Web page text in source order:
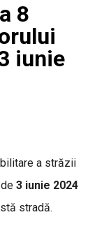
8
iunie
a străzii
3 iunie 2024
stradă.